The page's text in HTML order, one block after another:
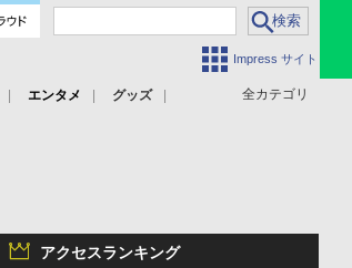
Impress サイト
全カテゴリ
エンタメ
グッズ
アクセスランキング